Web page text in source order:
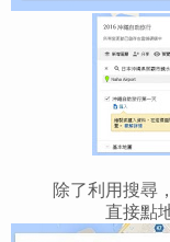
除了利用搜尋
直接點